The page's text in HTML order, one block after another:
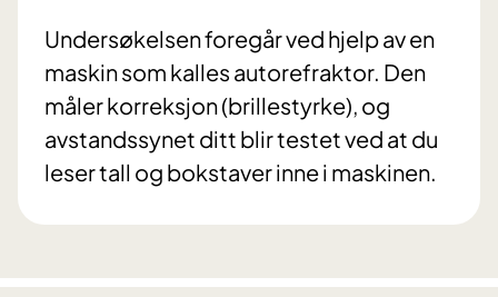
Undersøkelsen foregår ved hjelp av en
maskin som kalles autorefraktor. Den
måler korreksjon (brillestyrke), og
avstandssynet ditt blir testet ved at du
leser tall og bokstaver inne i maskinen.